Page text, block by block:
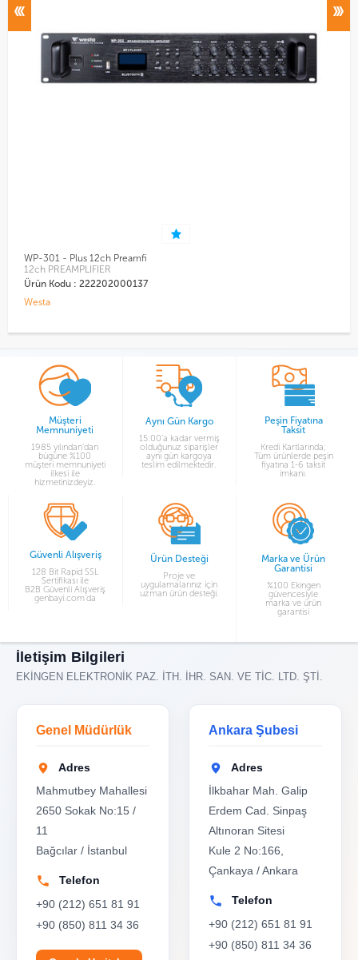
WP-301 - Plus 12ch Preamfi
12ch PREAMPLIFIER
Ürün Kodu : 222202000137
Westa
Müşteri
Memnuniyeti
1985 yılından’dan
bügüne %100
müşteri memnuniyeti
ilkesi ile
hizmetinizdeyiz.
Aynı Gün Kargo
15:00’a kadar vermiş
olduğunuz siparişler
aynı gün kargoya
teslim edilmektedir.
Peşin Fiyatına
Taksit
Kredi Kartlarında;
Tüm ürünlerde peşin
fiyatına 1-6 taksit
imkanı.
Güvenli Alışveriş
128 Bit Rapid SSL
Sertifikası ile
B2B Güvenli Alışveriş
genbayi.com’da
Ürün Desteği
Proje ve
uygulamalarınız için
uzman ürün desteği.
Marka ve Ürün
Garantisi
%100 Ekingen
güvencesiyle
marka ve ürün
garantisi
İletişim Bilgileri
EKİNGEN ELEKTRONİK PAZ. İTH. İHR. SAN. VE TİC. LTD. ŞTİ.
Genel Müdürlük
Adres
Mahmutbey Mahallesi
2650 Sokak No:15 /
11
Bağcılar / İstanbul
Telefon
+90 (212) 651 81 91
+90 (850) 811 34 36
Ankara Şubesi
Adres
İlkbahar Mah. Galip
Erdem Cad. Sinpaş
Altınoran Sitesi
Kule 2 No:166,
Çankaya / Ankara
Telefon
+90 (212) 651 81 91
+90 (850) 811 34 36